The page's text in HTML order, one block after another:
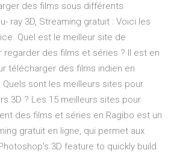
des films sous différents
ray 3D, Streaming gratuit : Voici les
Quel est le meilleur site de
regarder des films et séries ? Il est en
télécharger des films indien en
Quels sont les meilleurs sites pour
3D ? Les 15 meilleurs sites pour
des films et séries en Ragibo est un
gratuit en ligne, qui permet aux
3D feature to quickly build